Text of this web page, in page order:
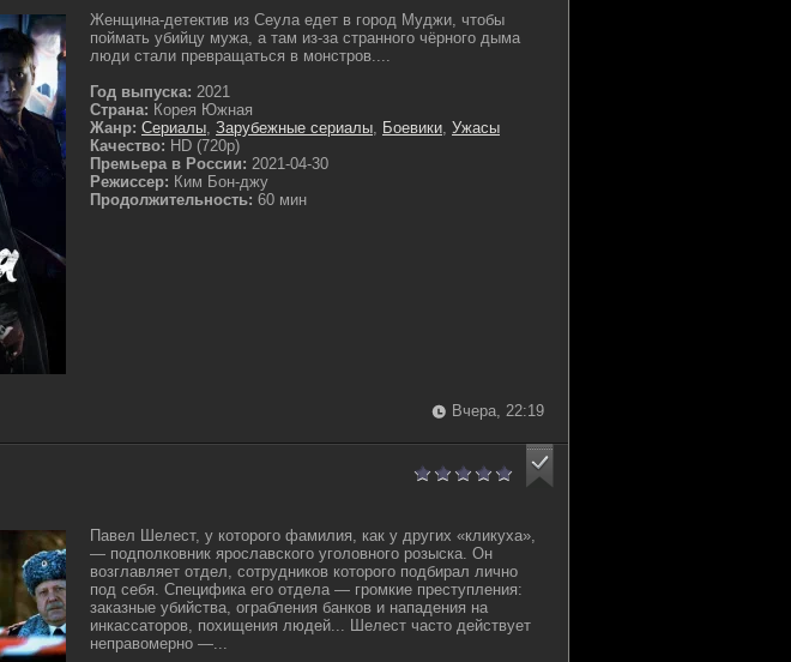
Женщина-детектив из Сеула едет в город Муджи, чтобы
поймать убийцу мужа, а там из-за странного чёрного дыма
люди стали превращаться в монстров....
Год выпуска: 2021
Страна: Корея Южная
Жанр: Сериалы, Зарубежные сериалы, Боевики, Ужасы
Качество: HD (720p)
Премьера в России: 2021-04-30
Режиссер: Ким Бон-джу
Продолжительность: 60 мин
Вчера, 22:19
Павел Шелест, у которого фамилия, как у других «кликуха»,
— подполковник ярославского уголовного розыска. Он
возглавляет отдел, сотрудников которого подбирал лично
под себя. Специфика его отдела — громкие преступления:
заказные убийства, ограбления банков и нападения на
инкассаторов, похищения людей... Шелест часто действует
неправомерно —...